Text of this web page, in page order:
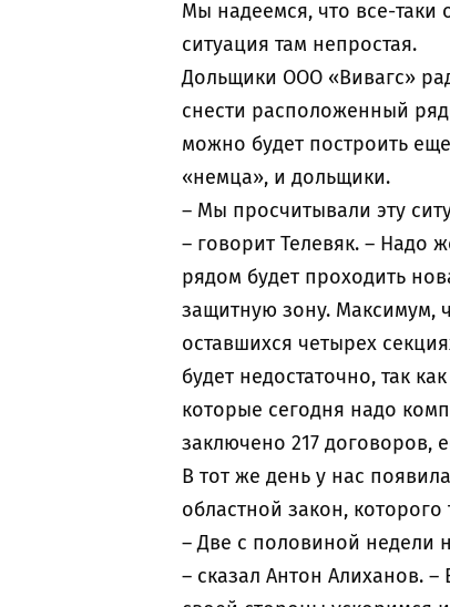
Мы надеемся, что все-таки
ситуация там непростая.
Дольщики ООО «Вивагс»
снести расположенный
можно будет построить
«немца», и дольщики.
– Мы просчитывали эту
– говорит Телевяк. – Надо
рядом будет проходить
защитную зону. Максимум,
оставшихся четырех
будет недостаточно, так
которые сегодня надо
заключено 217 договоров,
В тот же день у нас
областной закон,
– Две с половиной недели
– сказал Антон Алиханов.